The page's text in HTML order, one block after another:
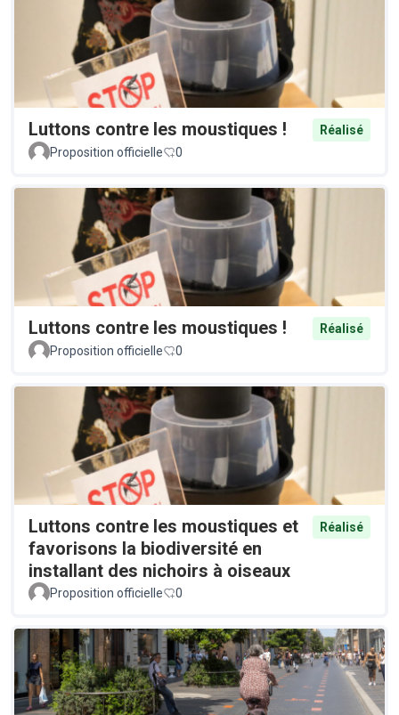
Luttons contre les moustiques !
Réalisé
Proposition officielle
0
Luttons contre les moustiques !
Réalisé
Proposition officielle
0
Luttons contre les moustiques et
favorisons la biodiversité en
installant des nichoirs à oiseaux
Réalisé
Proposition officielle 0